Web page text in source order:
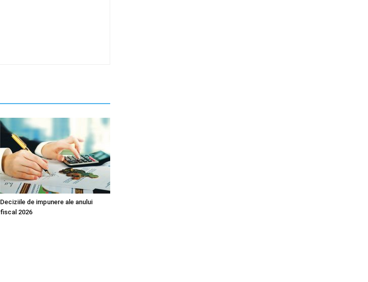
Deciziile de impunere ale anului
fiscal 2026